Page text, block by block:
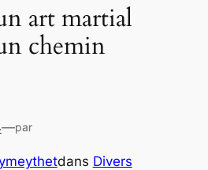
art martial
chemin
—par
dans Divers